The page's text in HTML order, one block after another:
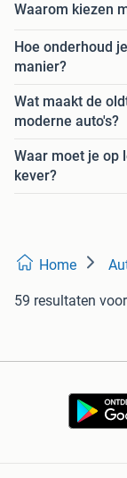
Waarom kiezen
Hoe onderhoud
manier?
Wat maakt de
moderne auto's?
Waar moet je op
kever?
Home
59 resultaten